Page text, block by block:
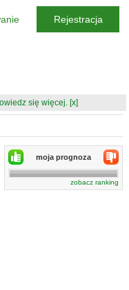
się więcej. [x]
moja prognoza
zobacz ranking
Rejestracja